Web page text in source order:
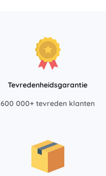
Tevredenheidsgarantie
600 000+ tevreden klanten